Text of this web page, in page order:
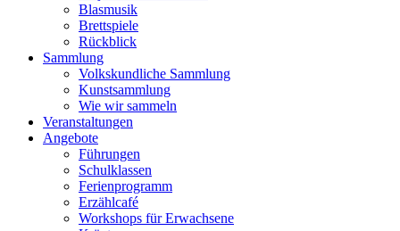
Blasmusik
Brettspiele
Rückblick
Sammlung
Volkskundliche Sammlung
Kunstsammlung
Wie wir sammeln
Veranstaltungen
Angebote
Führungen
Schulklassen
Ferienprogramm
Erzählcafé
Workshops für Erwachsene